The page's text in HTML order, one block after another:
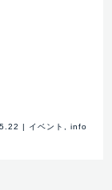
イベント , info